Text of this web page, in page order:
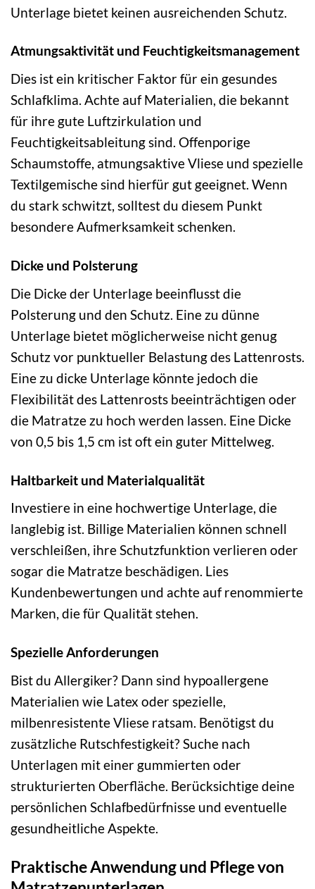
Unterlage bietet keinen ausreichenden Schutz.
Atmungsaktivität und Feuchtigkeitsmanagement
Dies ist ein kritischer Faktor für ein gesundes
Schlafklima. Achte auf Materialien, die bekannt
für ihre gute Luftzirkulation und
Feuchtigkeitsableitung sind. Offenporige
Schaumstoffe, atmungsaktive Vliese und spezielle
Textilgemische sind hierfür gut geeignet. Wenn
du stark schwitzt, solltest du diesem Punkt
besondere Aufmerksamkeit schenken.
Dicke und Polsterung
Die Dicke der Unterlage beeinflusst die
Polsterung und den Schutz. Eine zu dünne
Unterlage bietet möglicherweise nicht genug
Schutz vor punktueller Belastung des Lattenrosts.
Eine zu dicke Unterlage könnte jedoch die
Flexibilität des Lattenrosts beeinträchtigen oder
die Matratze zu hoch werden lassen. Eine Dicke
von 0,5 bis 1,5 cm ist oft ein guter Mittelweg.
Haltbarkeit und Materialqualität
Investiere in eine hochwertige Unterlage, die
langlebig ist. Billige Materialien können schnell
verschleißen, ihre Schutzfunktion verlieren oder
sogar die Matratze beschädigen. Lies
Kundenbewertungen und achte auf renommierte
Marken, die für Qualität stehen.
Spezielle Anforderungen
Bist du Allergiker? Dann sind hypoallergene
Materialien wie Latex oder spezielle,
milbenresistente Vliese ratsam. Benötigst du
zusätzliche Rutschfestigkeit? Suche nach
Unterlagen mit einer gummierten oder
strukturierten Oberfläche. Berücksichtige deine
persönlichen Schlafbedürfnisse und eventuelle
gesundheitliche Aspekte.
Praktische Anwendung und Pflege von